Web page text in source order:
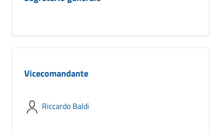
Vicecomandante
Riccardo Baldi